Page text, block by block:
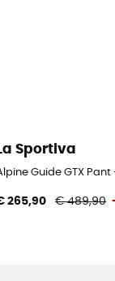
La Sportiva
Guide GTX
265,90 € 489,90